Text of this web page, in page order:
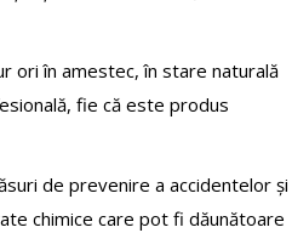
ori în amestec, în stare naturală
fie că este produs
de prevenire a accidentelor și
chimice care pot fi dăunătoare